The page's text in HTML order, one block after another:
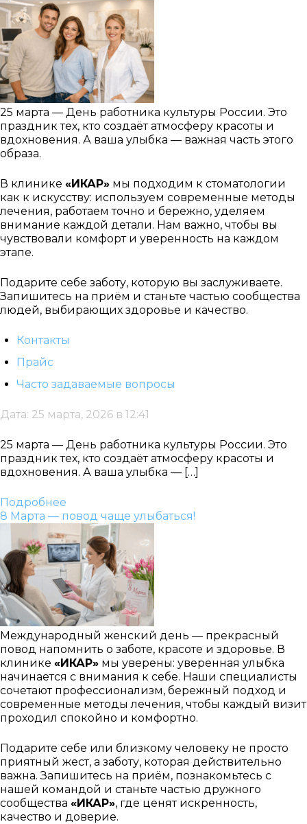
25 марта — День работника культуры России. Это
праздник тех, кто создаёт атмосферу красоты и
вдохновения. А ваша улыбка — важная часть этого
образа.
В клинике «ИКАР» мы подходим к стоматологии
как к искусству: используем современные методы
лечения, работаем точно и бережно, уделяем
внимание каждой детали. Нам важно, чтобы вы
чувствовали комфорт и уверенность на каждом
этапе.
Подарите себе заботу, которую вы заслуживаете.
Запишитесь на приём и станьте частью сообщества
людей, выбирающих здоровье и качество.
Контакты
Прайс
Часто задаваемые вопросы
Дата: 25 марта, 2026 в 12:41
25 марта — День работника культуры России. Это
праздник тех, кто создаёт атмосферу красоты и
вдохновения. А ваша улыбка — […]
Подробнее
8 Марта — повод чаще улыбаться!
Международный женский день — прекрасный
повод напомнить о заботе, красоте и здоровье. В
клинике «ИКАР» мы уверены: уверенная улыбка
начинается с внимания к себе. Наши специалисты
сочетают профессионализм, бережный подход и
современные методы лечения, чтобы каждый визит
проходил спокойно и комфортно.
Подарите себе или близкому человеку не просто
приятный жест, а заботу, которая действительно
важна. Запишитесь на приём, познакомьтесь с
нашей командой и станьте частью дружного
сообщества «ИКАР», где ценят искренность,
качество и доверие.